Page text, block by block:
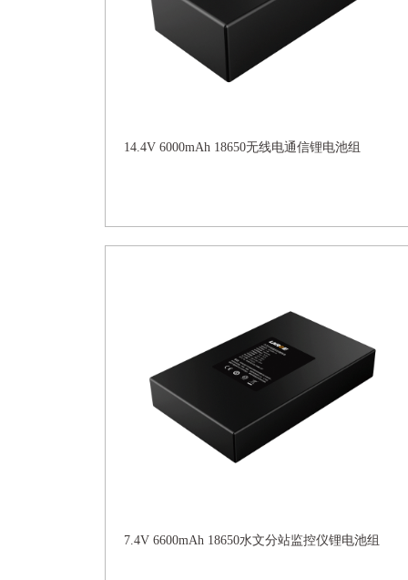
14.4V 6000mAh 18650无线电通信锂电池组
7.4V 6600mAh 18650水文分站监控仪锂电池组